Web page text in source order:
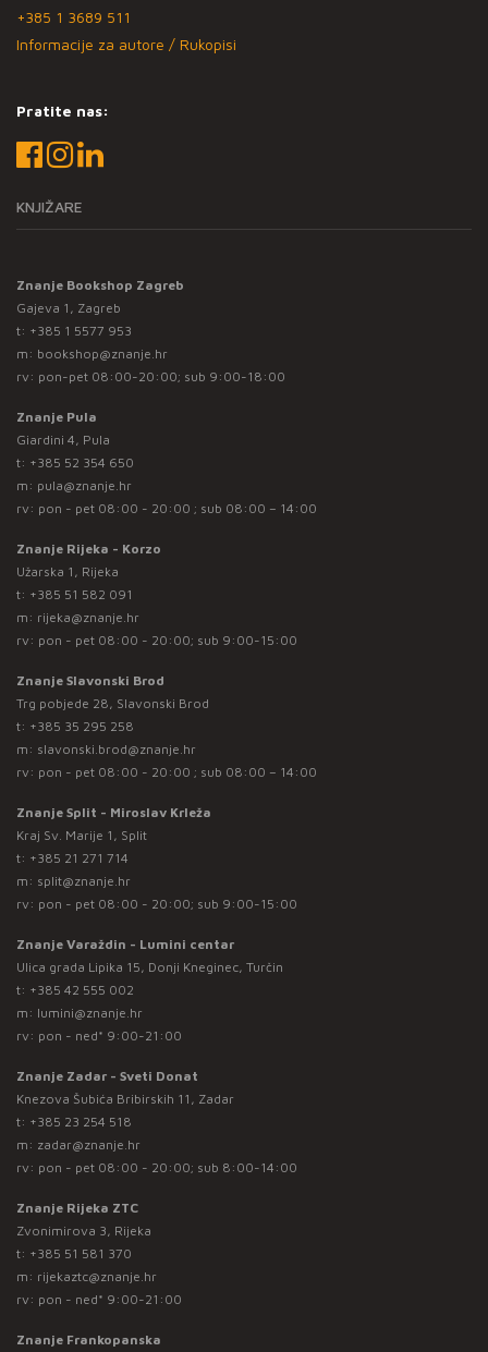
+385 1 3689 511
Informacije za autore / Rukopisi
Pratite nas:
KNJIŽARE
Znanje Bookshop Zagreb
Gajeva 1, Zagreb
t: +385 1 5577 953
m: bookshop@znanje.hr
rv: pon-pet 08:00-20:00; sub 9:00-18:00
Znanje Pula
Giardini 4, Pula
t: +385 52 354 650
m: pula@znanje.hr
rv: pon - pet 08:00 - 20:00 ; sub 08:00 – 14:00
Znanje Rijeka - Korzo
Užarska 1, Rijeka
t: +385 51 582 091
m: rijeka@znanje.hr
rv: pon - pet 08:00 - 20:00; sub 9:00-15:00
Znanje Slavonski Brod
Trg pobjede 28, Slavonski Brod
t: +385 35 295 258
m: slavonski.brod@znanje.hr
rv: pon - pet 08:00 - 20:00 ; sub 08:00 – 14:00
Znanje Split - Miroslav Krleža
Kraj Sv. Marije 1, Split
t: +385 21 271 714
m: split@znanje.hr
rv: pon - pet 08:00 - 20:00; sub 9:00-15:00
Znanje Varaždin - Lumini centar
Ulica grada Lipika 15, Donji Kneginec, Turčin
t: +385 42 555 002
m: lumini@znanje.hr
rv: pon - ned* 9:00-21:00
Znanje Zadar - Sveti Donat
Knezova Šubića Bribirskih 11, Zadar
t: +385 23 254 518
m: zadar@znanje.hr
rv: pon - pet 08:00 - 20:00; sub 8:00-14:00
Znanje Rijeka ZTC
Zvonimirova 3, Rijeka
t: +385 51 581 370
m: rijekaztc@znanje.hr
rv: pon - ned* 9:00-21:00
Znanje Frankopanska